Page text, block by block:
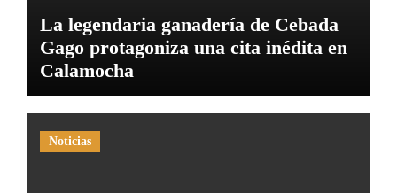
La legendaria ganadería de Cebada
Gago protagoniza una cita inédita en
Calamocha
Noticias